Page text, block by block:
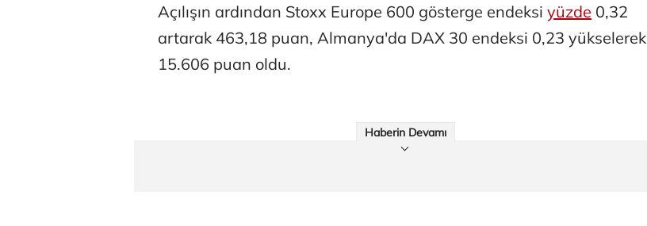
Açılışın ardından Stoxx Europe 600 gösterge endeksi yüzde 0,32
artarak 463,18 puan, Almanya'da DAX 30 endeksi 0,23 yükselerek
15.606 puan oldu.
Haberin Devamı